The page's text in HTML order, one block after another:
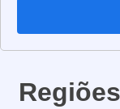
conectar e
alicates de
resistentes e
para serem